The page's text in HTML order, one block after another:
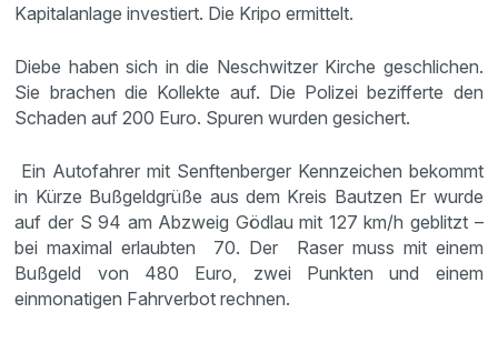
Kapitalanlage investiert. Die Kripo ermittelt.
Diebe haben sich in die Neschwitzer Kirche geschlichen.
Sie brachen die Kollekte auf. Die Polizei bezifferte den
Schaden auf 200 Euro. Spuren wurden gesichert.
Ein Autofahrer mit Senftenberger Kennzeichen bekommt
in Kürze Bußgeldgrüße aus dem Kreis Bautzen Er wurde
auf der S 94 am Abzweig Gödlau mit 127 km/h geblitzt –
bei maximal erlaubten 70. Der Raser muss mit einem
Bußgeld von 480 Euro, zwei Punkten und einem
einmonatigen Fahrverbot rechnen.